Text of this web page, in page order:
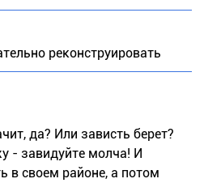
реконструировать
да? Или зависть берет?
- завидуйте молча! И
в своем районе, а потом